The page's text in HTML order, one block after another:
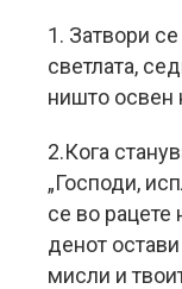
1. Затвори
светлата,
ништо освен
2.Кога
„Господи,
се во рацете
денот
мисли и